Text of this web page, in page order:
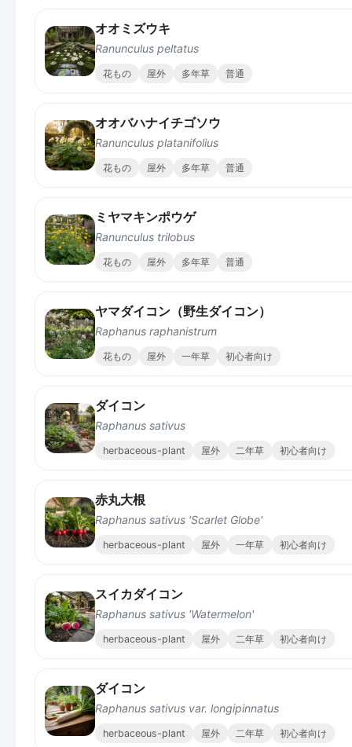
オオミズウキ
Ranunculus peltatus
花もの 屋外 多年草 普通
オオバハナイチゴソウ
Ranunculus platanifolius
花もの 屋外 多年草 普通
ミヤマキンポウゲ
Ranunculus trilobus
花もの 屋外 多年草 普通
ヤマダイコン（野生ダイコン）
Raphanus raphanistrum
花もの 屋外 一年草 初心者向け
ダイコン
Raphanus sativus
herbaceous-plant 屋外 二年草 初心者向け
赤丸大根
Raphanus sativus 'Scarlet Globe'
herbaceous-plant 屋外 一年草 初心者向け
スイカダイコン
Raphanus sativus 'Watermelon'
herbaceous-plant 屋外 二年草 初心者向け
ダイコン
Raphanus sativus var. longipinnatus
herbaceous-plant 屋外 二年草 初心者向け